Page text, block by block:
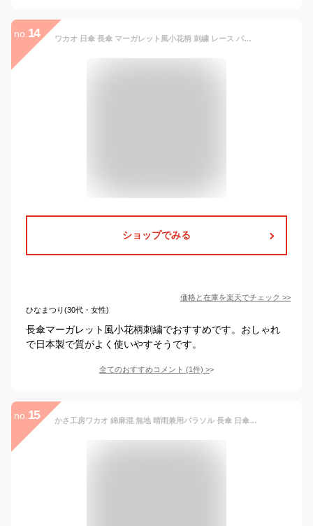
no. 14 ワカオ 日傘 長傘 マーガレット風小花柄 刺繍 レース パラソル ダークブルー 長日傘 かさ工房ワカオ 日本製 Tokyo Made WAKAO レディース 女 UVカット
ショップでみる
価格と在庫を楽天でチェック >>
ひなまつり(30代・女性)
長傘マーガレット風小花柄刺繍でおすすめです。おしゃれ
で日本製で質がよく使いやすそうです。
全てのおすすめコメント (1件) >
no. 15 かさ工房ワカオ 綿麻混 無地 晴雨兼用パラソル 長傘 日傘 雨傘 かさ工房ワカオ 日本製 Tokyo Made WAKAO レディース 女 UVカット (オフホワイト)